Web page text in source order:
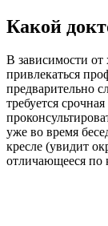
Какой
В зависимости от
привлекаться
предварительно
требуется
уже во время
кресле (увидит
отличающееся по